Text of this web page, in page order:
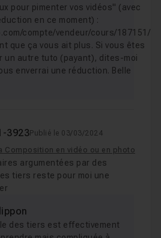
pour pimenter vos vidéos" (avec
en ce moment) :
compte/vendeur/cours/187151/
que ça vous ait plus. Si vous êtes
un autre tuto (payant), dites-moi
enverrai une réduction. Belle
3923Publié le 03/03/2024
Composition en vidéo ou en photo
argumentées par des
tiers reste pour moi une
des tiers est effectivement